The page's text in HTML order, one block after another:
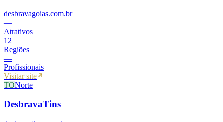
desbravagoias.com.br
—
Atrativos
12
Regiões
—
Profissionais
Visitar site
TONorte
DesbravaTins